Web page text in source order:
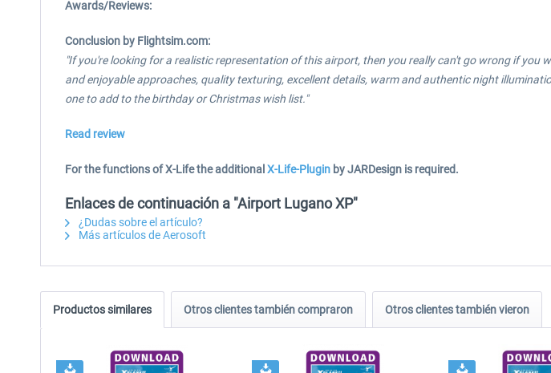
Awards/Reviews:
Conclusion by Flightsim.com:
"If you're looking for a realistic representation of this airport, then you really can't go wrong if
and enjoyable approaches, quality texturing, excellent details, warm and authentic night
one to add to the birthday or Christmas wish list."
Read review
For the functions of X-Life the additional X-Life-Plugin by JARDesign is required.
Enlaces de continuación a "Airport Lugano XP"
¿Dudas sobre el artículo?
Más artículos de Aerosoft
Productos similares Otros clientes también compraron Otros clientes también vieron